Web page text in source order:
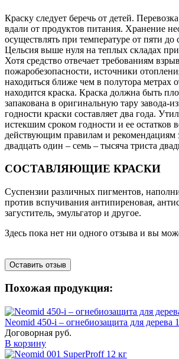
Краску следует беречь от детей.
вдали от продуктов питания. Хранение
осуществлять при температуре от пяти до
Цельсия выше нуля на теплых складах
Хотя средство отвечает требованиям
пожаробезопасности, источники
находиться ближе чем в полутора метрах
находится краска. Краска должна быть
запакована в оригинальную тару завода-
годности краски составляет два года.
истекшим сроком годности и ее остатков
действующим правилам и рекомендациям
двадцать один – семь – тысяча триста
СОСТАВЛЯЮЩИЕ КРАСКИ
Суспензии различных пигментов,
против вспучивания антипиреновая,
загуститель, эмульгатор и другое.
Здесь пока нет ни одного отзыва и вы
Оставить отзыв
Похожая продукция:
Neomid 450-i – огнебиозащита для дерева
Договорная руб.
В корзину